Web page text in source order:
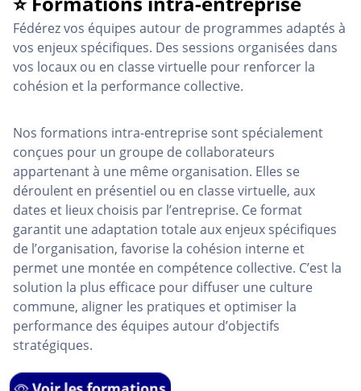
Fédérez vos équipes autour de programmes adaptés à
vos enjeux spécifiques. Des sessions organisées dans
vos locaux ou en classe virtuelle pour renforcer la
cohésion et la performance collective.
Nos formations intra-entreprise sont spécialement
conçues pour un groupe de collaborateurs
appartenant à une même organisation. Elles se
déroulent en présentiel ou en classe virtuelle, aux
dates et lieux choisis par l’entreprise. Ce format
garantit une adaptation totale aux enjeux spécifiques
de l’organisation, favorise la cohésion interne et
permet une montée en compétence collective. C’est la
solution la plus efficace pour diffuser une culture
commune, aligner les pratiques et optimiser la
performance des équipes autour d’objectifs
stratégiques.